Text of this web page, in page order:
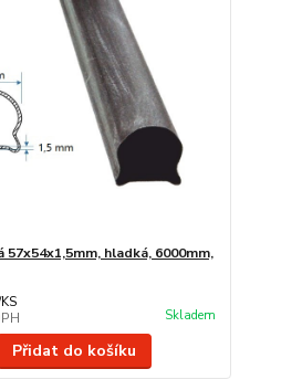
hladká, 6000mm,
KS
Skladem
Přidat do košíku